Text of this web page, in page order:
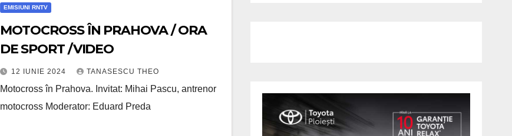
EMISIUNI RNTV
MOTOCROSS ÎN PRAHOVA / ORA
DE SPORT /VIDEO
12 IUNIE 2024 TANASESCU THEO
Motocross în Prahova. Invitat: Mihai Pascu, antrenor
motocross Moderator: Eduard Preda